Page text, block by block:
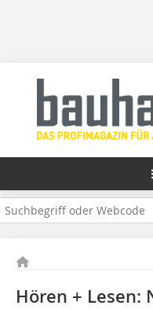
Hören + Lesen: